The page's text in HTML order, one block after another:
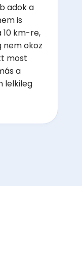
adok a
is
km-re,
nem okoz
most
a
lelkileg